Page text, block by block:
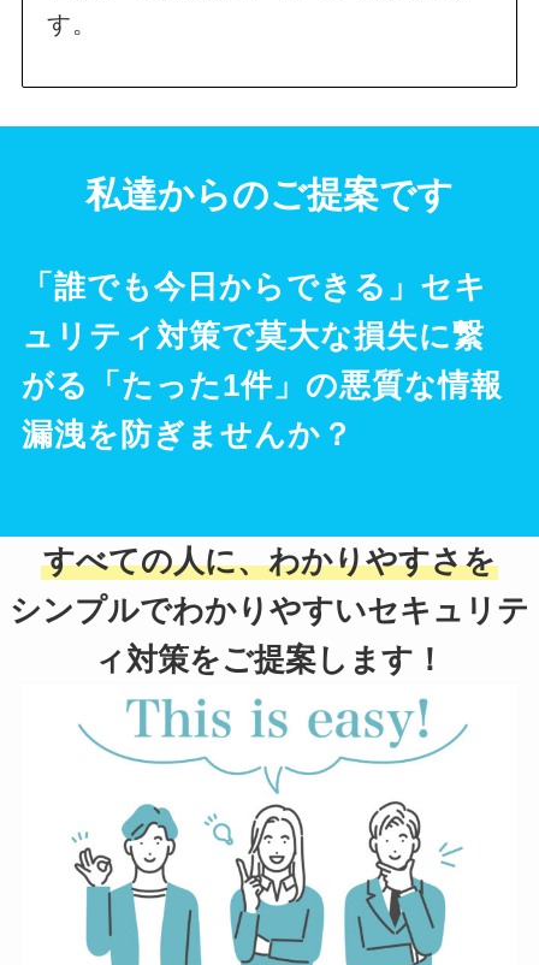
す。
私達からのご提案です
「誰でも今日からできる」セキ
ュリティ対策で莫大な損失に繋
がる「たった1件」の悪質な情報
漏洩を防ぎませんか？
すべての人に、わかりやすさを
シンプルでわかりやすいセキュリテ
ィ対策をご提案します！